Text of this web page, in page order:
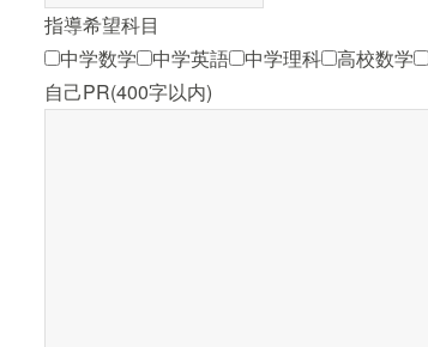
指導希望科目
中学数学
中学英語 中学理科 高校数学
自己PR(400字以内)